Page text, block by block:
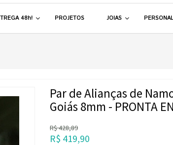
48h! PROJETOS JOIAS
Par de Alianças de
Goiás 8mm - PRONTA
R$428,89
R$ 419,90